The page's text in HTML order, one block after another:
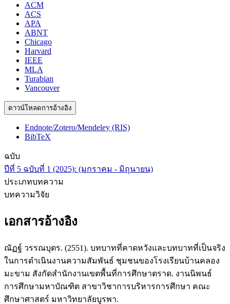
ACM
ACS
APA
ABNT
Chicago
Harvard
IEEE
MLA
Turabian
Vancouver
ดาวน์โหลดการอ้างอิง
Endnote/Zotero/Mendeley (RIS)
BibTeX
ฉบับ
ปีที่ 5 ฉบับที่ 1 (2025): (มกราคม - มิถุนายน)
ประเภทบทความ
บทความวิจัย
เอกสารอ้างอิง
ณัฏฐ์ วรรณบุตร. (2551). บทบาทที่คาดหวังและบทบาทที่เป็นจริง
ในการดําเนินงานความสัมพันธ์ ชุมชนของโรงเรียนบ้านคลอง
มะขาม สังกัดสำนักงานเขตพื้นที่การศึกษาตราด. งานนิพนธ์
การศึกษามหาบัณฑิต สาขาวิชาการบริหารการศึกษา คณะ
ศึกษาศาสตร์ มหาวิทยาลัยบูรพา.